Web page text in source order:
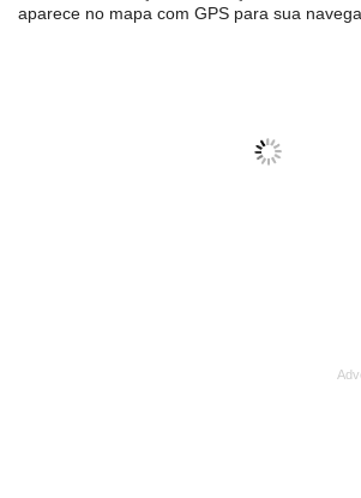
aparece no mapa com GPS para sua